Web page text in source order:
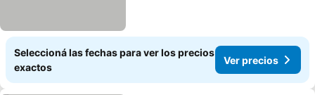
Seleccioná las fechas para ver los precios
exactos
Ver precios